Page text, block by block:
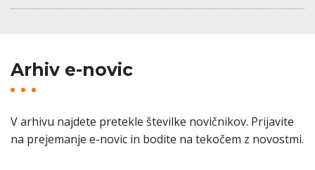
Arhiv e-novic
V arhivu najdete pretekle številke novičnikov. Prijavite
na prejemanje e-novic in bodite na tekočem z novostmi.